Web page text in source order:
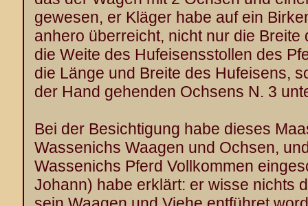
gewesen, er Kläger habe auf ein
anhero überreicht, nicht nur die Breite
die Weite des Hufeisensstollen des
die Länge und Breite des Hufeisens,
der Hand gehenden Ochsens N. 3
Bei der Besichtigung habe dieses
Wassenichs Waagen und Ochsen,
Wassenichs Pferd Vollkommen
Johann) habe erklärt: er wisse nichts